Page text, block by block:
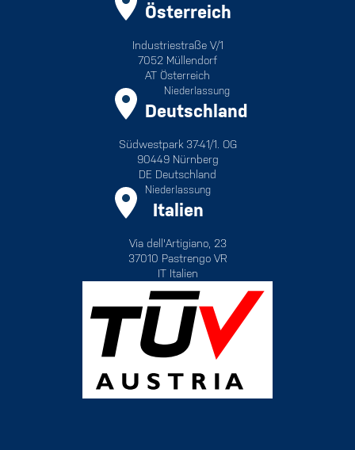
Österreich
Industriestraße V/1
7052 Müllendorf
AT Österreich
Niederlassung
Deutschland
Südwestpark 37-41/1. OG
90449 Nürnberg
DE Deutschland
Niederlassung
Italien
Via dell'Artigiano, 23
37010 Pastrengo VR
IT Italien